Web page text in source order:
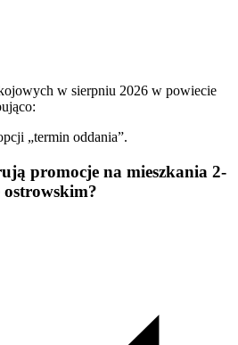
w sierpniu 2026 w powiecie
„termin oddania”.
promocje na mieszkania 2-